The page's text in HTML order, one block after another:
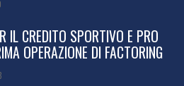
IL CREDITO SPORTIVO E PRO
OPERAZIONE DI FACTORING